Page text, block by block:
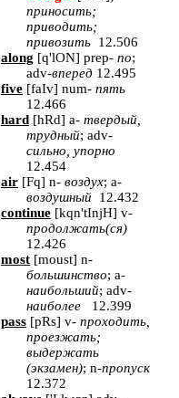
приносить;
приводить;
привозить 12.506
along [q'lON] prep- по;
adv-вперед 12.495
five [faIv] num- пять
12.466
hard [hRd] a- твердый
трудный; adv-
сильно упорно
12.454
air [Fq] n- воздух; a-
воздушный 12.432
continue [kqn'tInjH] v-
продолжать(ся)
12.426
most [moust] n-
большинство; a-
наибольший; adv-
наиболее 12.399
pass [pRs] v- проходить,
проезжать;
выдержать
(экзамен); n-пропуск
12.372